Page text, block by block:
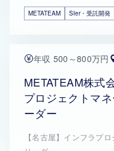
METATEAM SIer・受託開発
年収 500～800万円
METATEAM株式
プロジェクトマ
ーダー
【名古屋】インフラプ